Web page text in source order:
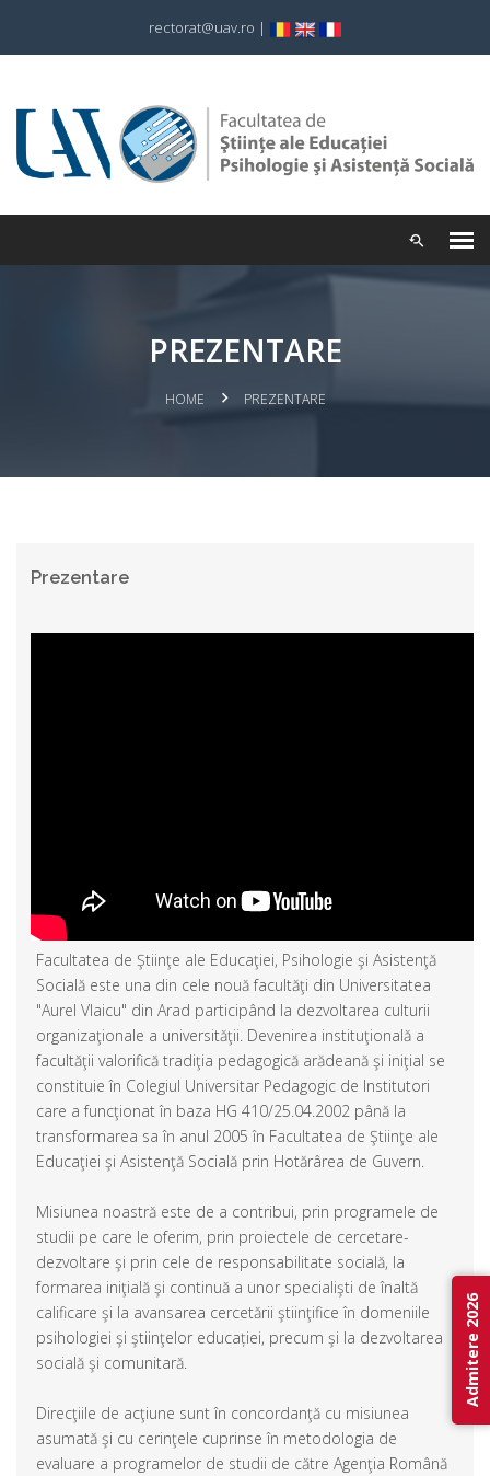
rectorat@uav.ro |
PREZENTARE
HOME PREZENTARE
Prezentare
Facultatea de Ştiinţe ale Educaţiei, Psihologie şi Asistenţă
Socială este una din cele nouă facultăţi din Universitatea
"Aurel Vlaicu" din Arad participând la dezvoltarea culturii
organizaţionale a universităţii. Devenirea instituţională a
facultăţii valorifică tradiţia pedagogică arădeană şi iniţial se
constituie în Colegiul Universitar Pedagogic de Institutori
care a funcţionat în baza HG 410/25.04.2002 până la
transformarea sa în anul 2005 în Facultatea de Ştiinţe ale
Educaţiei şi Asistenţă Socială prin Hotărârea de Guvern.
Misiunea noastră este de a contribui, prin programele de
studii pe care le oferim, prin proiectele de cercetare-
dezvoltare şi prin cele de responsabilitate socială, la
formarea iniţială şi continuă a unor specialişti de înaltă
calificare şi la avansarea cercetării ştiinţifice în domeniile
psihologiei şi ştiinţelor educației, precum şi la dezvoltarea
socială şi comunitară.
Direcţiile de acţiune sunt în concordanţă cu misiunea
asumată şi cu cerinţele cuprinse în metodologia de
evaluare a programelor de studii de către Agenţia Română
Admitere 2026